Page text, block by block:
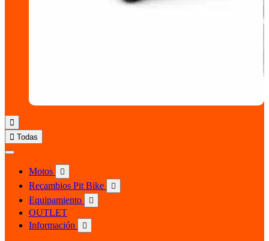

 Todas
Motos 
Recambios Pit Bike 
Equipamiento 
OUTLET
Información
